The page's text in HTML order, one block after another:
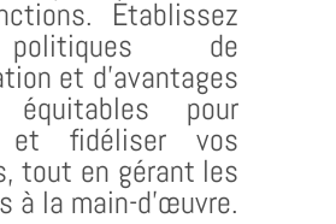
Établissez
de
et d’avantages
équitables pour
et fidéliser vos
tout en gérant les
à la main-d’œuvre.